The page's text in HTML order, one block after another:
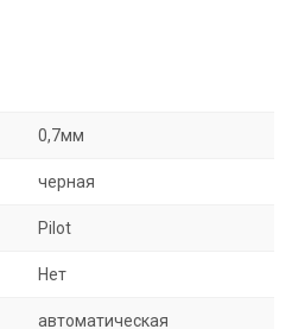
0,7мм
черная
Pilot
Нет
автоматическая